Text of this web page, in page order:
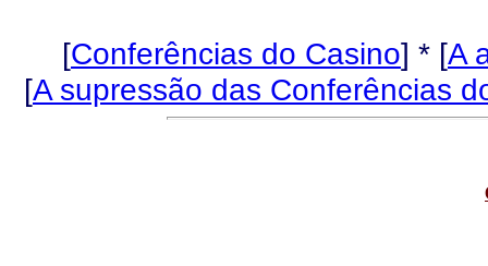
[Conferências do Casino] * [A
[A supressão das Conferências